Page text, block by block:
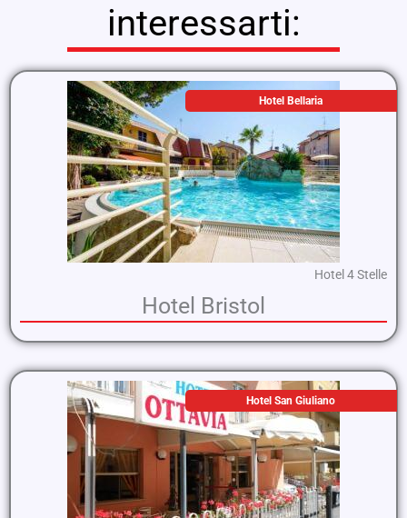
interessarti:
Hotel Bellaria
Hotel 4 Stelle
Hotel Bristol
Hotel San Giuliano